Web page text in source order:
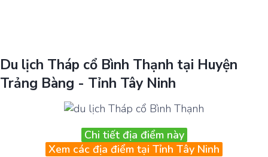
Du lịch Tháp cổ Bình Thạnh tại Huyện
Trảng Bàng - Tỉnh Tây Ninh
Chi tiết địa điểm này
Xem các địa điểm tại Tỉnh Tây Ninh